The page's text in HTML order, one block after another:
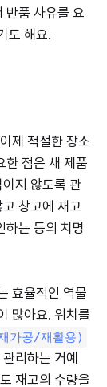
반품 사유를 요
도 해요.
제 적절한 장소
한 점은 새 제품
지 않도록 관
창고에 재고
하는 등의 치명
효율적인 역물
많아요. 위치를
가공/재활용)
리하는 거예
재고의 수량을